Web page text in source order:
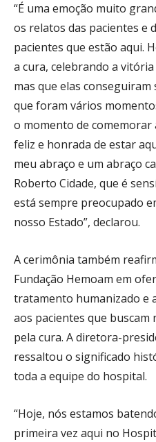
“É uma emoção muito
os relatos das pacientes e
pacientes que estão aqui.
a cura, celebrando a
mas que elas
que foram vários
o momento de comemorar
feliz e honrada de estar
meu abraço e um abraço
Roberto Cidade, que é
está sempre preocupado
nosso Estado”, declarou.
A cerimônia também
Fundação Hemoam em
tratamento humanizado e
aos pacientes que
pela cura. A diretora-
ressaltou o significado
toda a equipe do hospital.
“Hoje, nós estamos
primeira vez aqui no